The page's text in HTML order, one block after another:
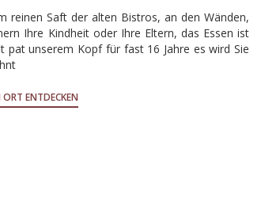
reinen Saft der alten Bistros, an den Wänden,
Ihre Kindheit oder Ihre Eltern, das Essen ist
pat unserem Kopf für fast 16 Jahre es wird Sie
ORT ENTDECKEN